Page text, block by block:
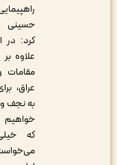
راهپیمایی اربعین
حسینی تصریح
کرد: در این سفر
علاوه بر دیدار با
مقامات و بزرگان
عراق، برای زیارت
به نجف و کربلا نیز
خواهیم رفت چرا
که خیلی دلم
می‌خواست در